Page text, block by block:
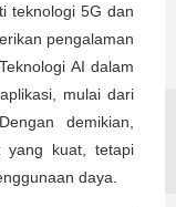
teknologi 5G dan
pengalaman
AI dalam
mulai dari
demikian,
yang kuat, tetapi
daya.